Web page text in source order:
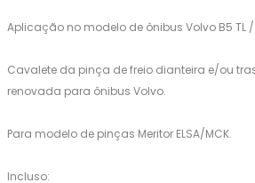
Aplicação no modelo de ônibus Volvo B5 TL /
Cavalete da pinça de freio dianteira e/ou
renovada para ônibus Volvo.
Para modelo de pinças Meritor ELSA/MCK.
Incluso: